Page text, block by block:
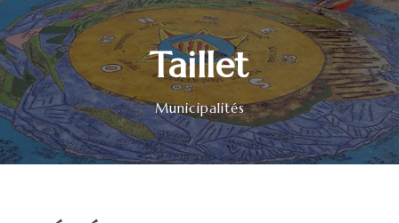
Taillet
Municipalités